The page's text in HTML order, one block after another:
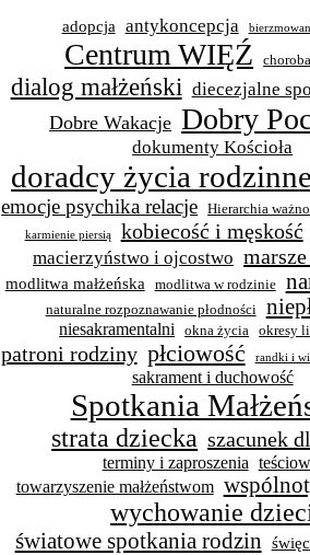
adopcja antykoncepcja
Centrum WIĘŹ
dialog małżeński diecezjalne
Dobre Wakacje Dobry
dokumenty Kościoła
doradcy życia
emocje psychika relacje Hierarchia
karmienie piersią kobiecość i męskość
macierzyństwo i ojcostwo
modlitwa małżeńska modlitwa w rodzinie
naturalne rozpoznawanie płodności
niesakramentalni okna życia okresy
patroni rodziny płciowość randki i
sakrament i duchowość
Spotkania
strata dziecka szacunek
terminy i zaproszenia
towarzyszenie małżeństwom
wychowanie
światowe spotkania rodzin